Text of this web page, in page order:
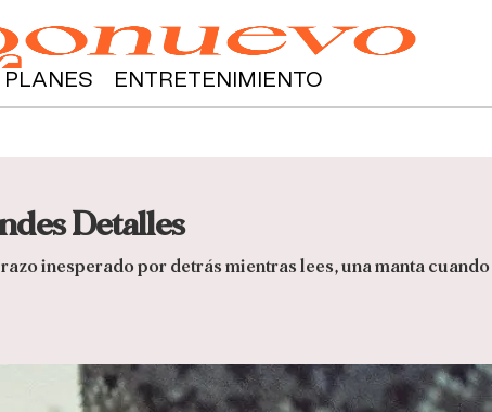
PLANES ENTRETENIMIENTO
Detalles
inesperado por detrás mientras lees, una manta